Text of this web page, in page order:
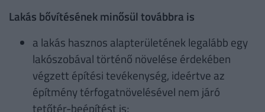
Lakás bővítésének minősül továbbra is
a lakás hasznos alapterületének legalább egy
lakószobával történő növelése érdekében
végzett építési tevékenység, ideértve az
építmény térfogatnövelésével nem járó
tetőtér-beépítést is;